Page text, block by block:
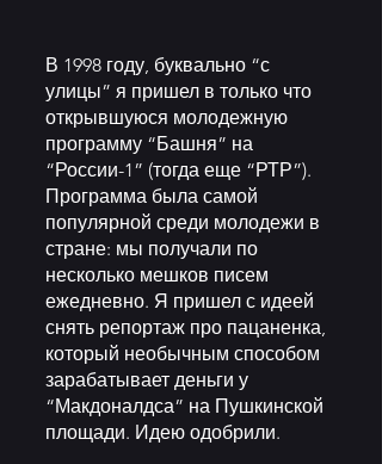
В 1998 году, буквально “с
улицы” я пришел в только что
открывшуюся молодежную
программу “Башня” на
“России-1” (тогда еще “РТР”).
Программа была самой
популярной среди молодежи в
стране: мы получали по
несколько мешков писем
ежедневно. Я пришел с идеей
снять репортаж про пацаненка,
который необычным способом
зарабатывает деньги у
“Макдоналдса” на Пушкинской
площади. Идею одобрили.